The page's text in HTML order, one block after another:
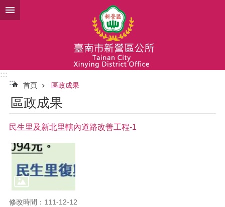
跳到主要內容區塊
:::
:::
首頁 區政成果
區政成果
民生里及新北里轄內道路改善工程-1
修改時間：111-12-12